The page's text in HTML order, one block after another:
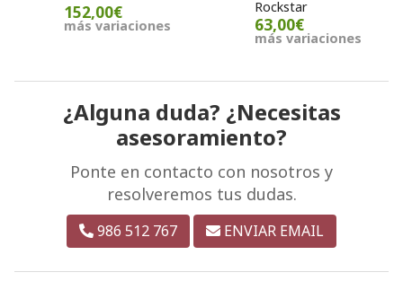
152,00€
más variaciones
Rockstar
más variaciones
¿Alguna duda? ¿Necesitas
asesoramiento?
Ponte en contacto con nosotros y
resolveremos tus dudas.
986 512 767 ENVIAR EMAIL